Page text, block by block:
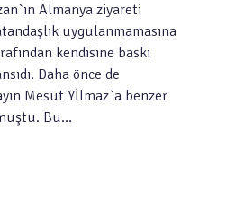
Almanya ziyareti
uygulanmamasına
kendisine baskı
Daha önce de
Mesut Yİlmaz`a benzer
Bu…